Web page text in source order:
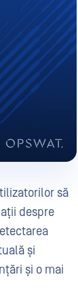
să
despre
și
și o mai